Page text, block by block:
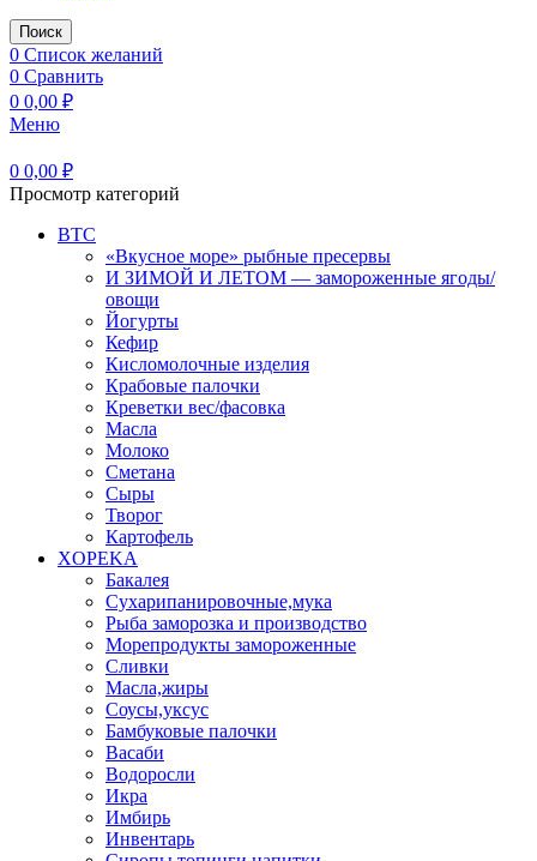
Поиск
0 Список желаний
0 Сравнить
0 0,00 ₽
Меню
0 0,00 ₽
Просмотр категорий
BTC
«Вкусное море» рыбные пресервы
И ЗИМОЙ И ЛЕТОМ — замороженные ягоды/
овощи
Йогурты
Кефир
Кисломолочные изделия
Крабовые палочки
Креветки вес/фасовка
Масла
Молоко
Сметана
Сыры
Творог
Картофель
XOPEKA
Бакалея
Сухарипанировочные,мука
Рыба заморозка и производство
Морепродукты замороженные
Сливки
Масла,жиры
Соусы,уксус
Бамбуковые палочки
Васаби
Водоросли
Икра
Имбирь
Инвентарь